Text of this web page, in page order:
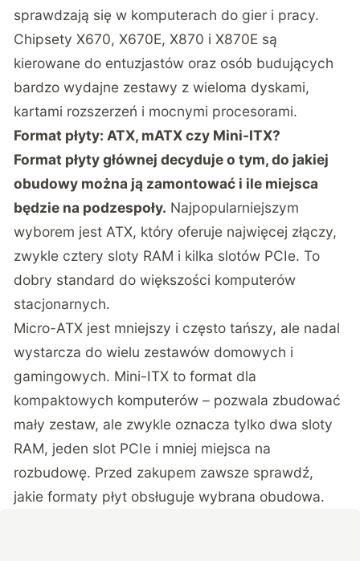
sprawdzają się w komputerach do gier i pracy.
Chipsety X670, X670E, X870 i X870E są
kierowane do entuzjastów oraz osób budujących
bardzo wydajne zestawy z wieloma dyskami,
kartami rozszerzeń i mocnymi procesorami.
Format płyty: ATX, mATX czy Mini-ITX?
Format płyty głównej decyduje o tym, do jakiej
obudowy można ją zamontować i ile miejsca
będzie na podzespoły. Najpopularniejszym
wyborem jest ATX, który oferuje najwięcej złączy,
zwykle cztery sloty RAM i kilka slotów PCIe. To
dobry standard do większości komputerów
stacjonarnych.
Micro-ATX jest mniejszy i często tańszy, ale nadal
wystarcza do wielu zestawów domowych i
gamingowych. Mini-ITX to format dla
kompaktowych komputerów – pozwala zbudować
mały zestaw, ale zwykle oznacza tylko dwa sloty
RAM, jeden slot PCIe i mniej miejsca na
rozbudowę. Przed zakupem zawsze sprawdź,
jakie formaty płyt obsługuje wybrana obudowa.